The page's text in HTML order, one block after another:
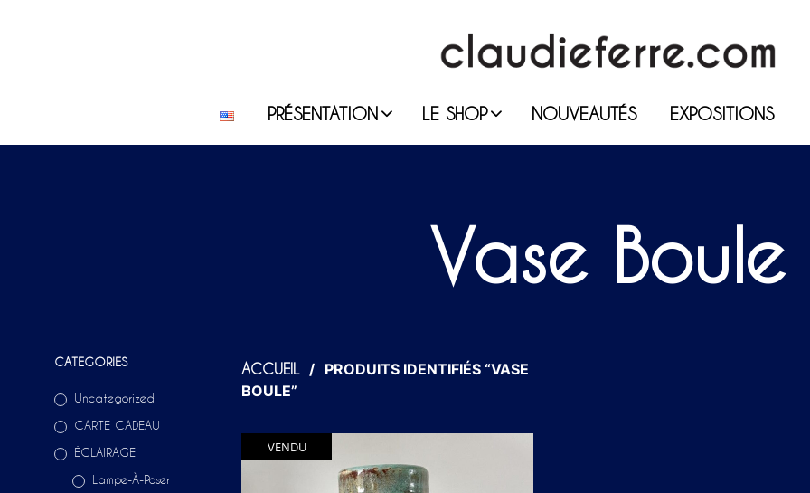
PRÉSENTATION LE SHOP NOUVEAUTÉS EXPOSITIONS
Vase Boule
CATEGORIES
Uncategorized
CARTE CADEAU
ÉCLAIRAGE
Lampe-À-Poser
ACCUEIL / PRODUITS IDENTIFIÉS “VASE
BOULE”
VENDU